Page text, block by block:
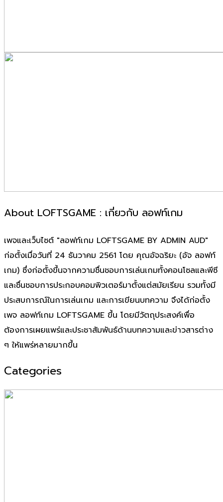
About LOFTSGAME : เกี่ยวกับ ลอฟท์เกม
เพจและเว็บไซต์ "ลอฟท์เกม LOFTSGAME BY ADMIN AUD"
ก่อตั้งเมื่อวันที่ 24 ธันวาคม 2561 โดย คุณอัจฉริยะ (อัจ ลอฟท์
เกม) ซึ่งก่อตั้งขึ้นจากความชื่นชอบการเล่นเกมทั้งคอนโซลและพีซี
และชื่นชอบการประกอบคอมพิวเตอร์มาตั้งแต่สมัยเรียน รวมทั้งมี
ประสบการณ์ในการเล่นเกม และการเขียนบทความ จึงได้ก่อตั้ง
เพจ ลอฟท์เกม LOFTSGAME ขึ้น โดยมีวัตถุประสงค์เพื่อ
ต้องการเผยแพร่และประชาสัมพันธ์ด้านบทความและข่าวสารต่าง
ๆ ให้แพร่หลายมากขึ้น
Categories